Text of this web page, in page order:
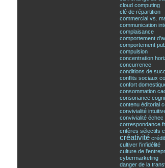
cloud computing
clé de répartition
commercial vs.
communication
complaisance
comportement
comportement
compulsion
concentration
concurrence
conditions de
conflits sociaux
confort
consommation
consonance
contenu éditorial
convivialité
convivialité échec
correspondance
critères sélectifs
créativité
cultiver l'infidélité
culture de
cybermarketing
danger de la